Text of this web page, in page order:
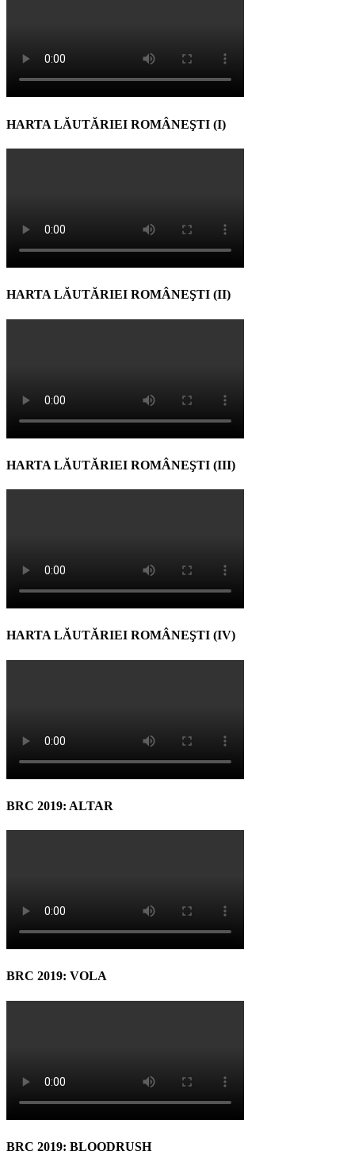
HARTA LĂUTĂRIEI ROMÂNEŞTI (I)
HARTA LĂUTĂRIEI ROMÂNEŞTI (II)
HARTA LĂUTĂRIEI ROMÂNEŞTI (III)
HARTA LĂUTĂRIEI ROMÂNEŞTI (IV)
BRC 2019: ALTAR
BRC 2019: VOLA
BRC 2019: BLOODRUSH